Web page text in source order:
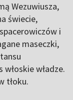
Wezuwiusza,
świecie,
i
maseczki,
włoskie władze.
tłoku.